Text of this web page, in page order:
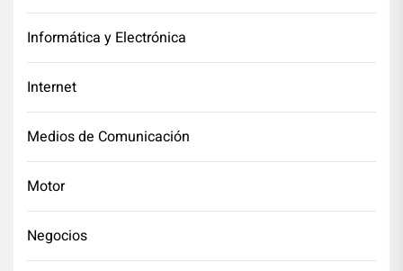
Informática y Electrónica
Internet
Medios de Comunicación
Motor
Negocios